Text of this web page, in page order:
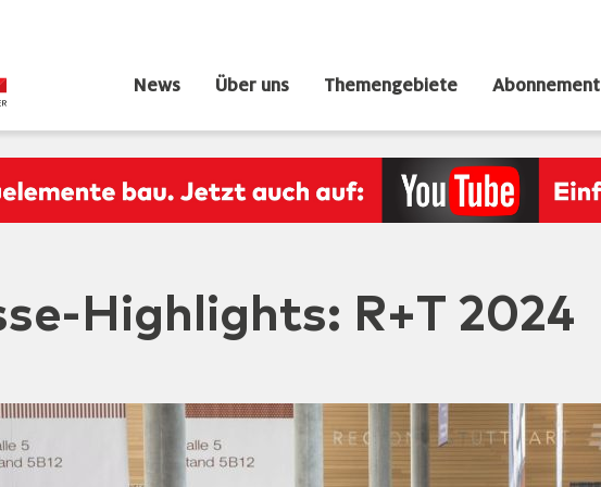
News Über uns Themengebiete Abonnement
Highlights: R+T 2024